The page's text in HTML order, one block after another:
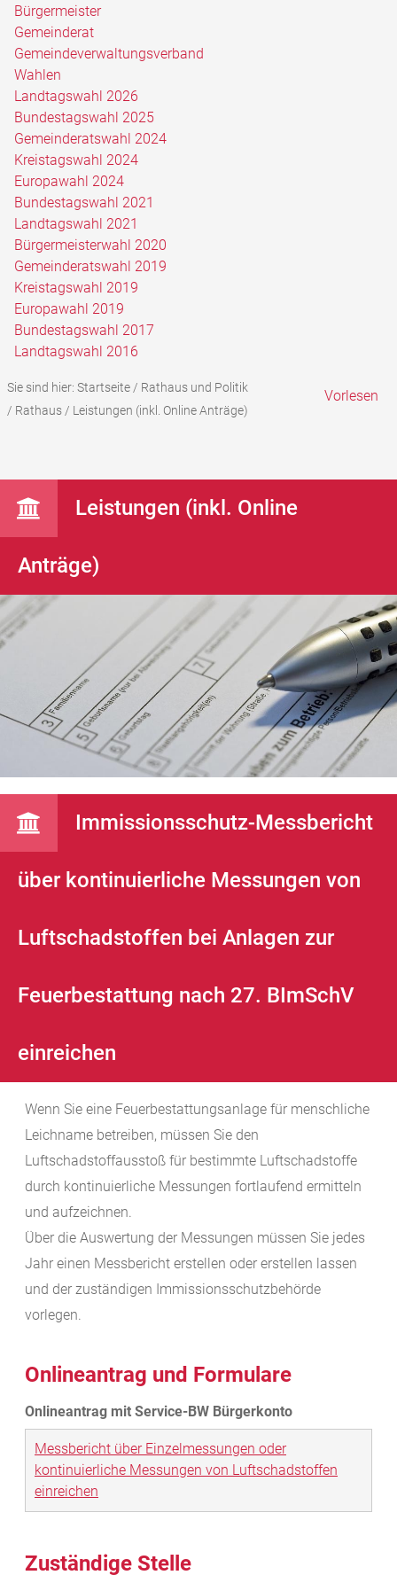
Bürgermeister
Gemeinderat
Gemeindeverwaltungsverband
Wahlen
Landtagswahl 2026
Bundestagswahl 2025
Gemeinderatswahl 2024
Kreistagswahl 2024
Europawahl 2024
Bundestagswahl 2021
Landtagswahl 2021
Bürgermeisterwahl 2020
Gemeinderatswahl 2019
Kreistagswahl 2019
Europawahl 2019
Bundestagswahl 2017
Landtagswahl 2016
Sie sind hier: Startseite/ Rathaus und Politik
/ Rathaus/ Leistungen (inkl. Online Anträge)
Vorlesen
Leistungen (inkl. Online
Anträge)
Immissionsschutz-Messbericht
über kontinuierliche Messungen von
Luftschadstoffen bei Anlagen zur
Feuerbestattung nach 27. BImSchV
einreichen
Wenn Sie eine Feuerbestattungsanlage für menschliche
Leichname betreiben, müssen Sie den
Luftschadstoffausstoß für bestimmte Luftschadstoffe
durch kontinuierliche Messungen fortlaufend ermitteln
und aufzeichnen.
Über die Auswertung der Messungen müssen Sie jedes
Jahr einen Messbericht erstellen oder erstellen lassen
und der zuständigen Immissionsschutzbehörde
vorlegen.
Onlineantrag und Formulare
Messbericht über Einzelmessungen oder
kontinuierliche Messungen von Luftschadstoffen
einreichen
Zuständige Stelle